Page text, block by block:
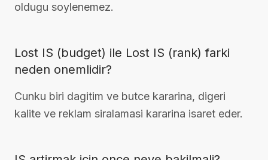
oldugu soylenemez.
Lost IS (budget) ile Lost IS (rank) farki
neden onemlidir?
Cunku biri dagitim ve butce kararina, digeri
kalite ve reklam siralamasi kararina isaret eder.